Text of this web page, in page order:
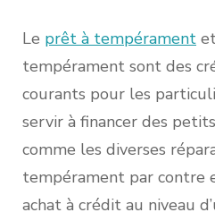
Le prêt à tempérament
tempérament sont des
courants pour les
servir à financer des
comme les diverses
tempérament par contre
achat à crédit au niveau